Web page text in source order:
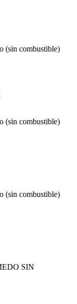
(sin combustible)
(sin combustible)
(sin combustible)
SIN